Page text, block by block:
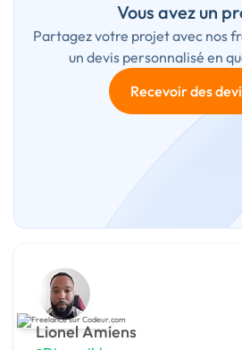
Vous avez un
Partagez votre projet avec nos
un devis personnalisé en
Recevoir des
Lionel Amiens